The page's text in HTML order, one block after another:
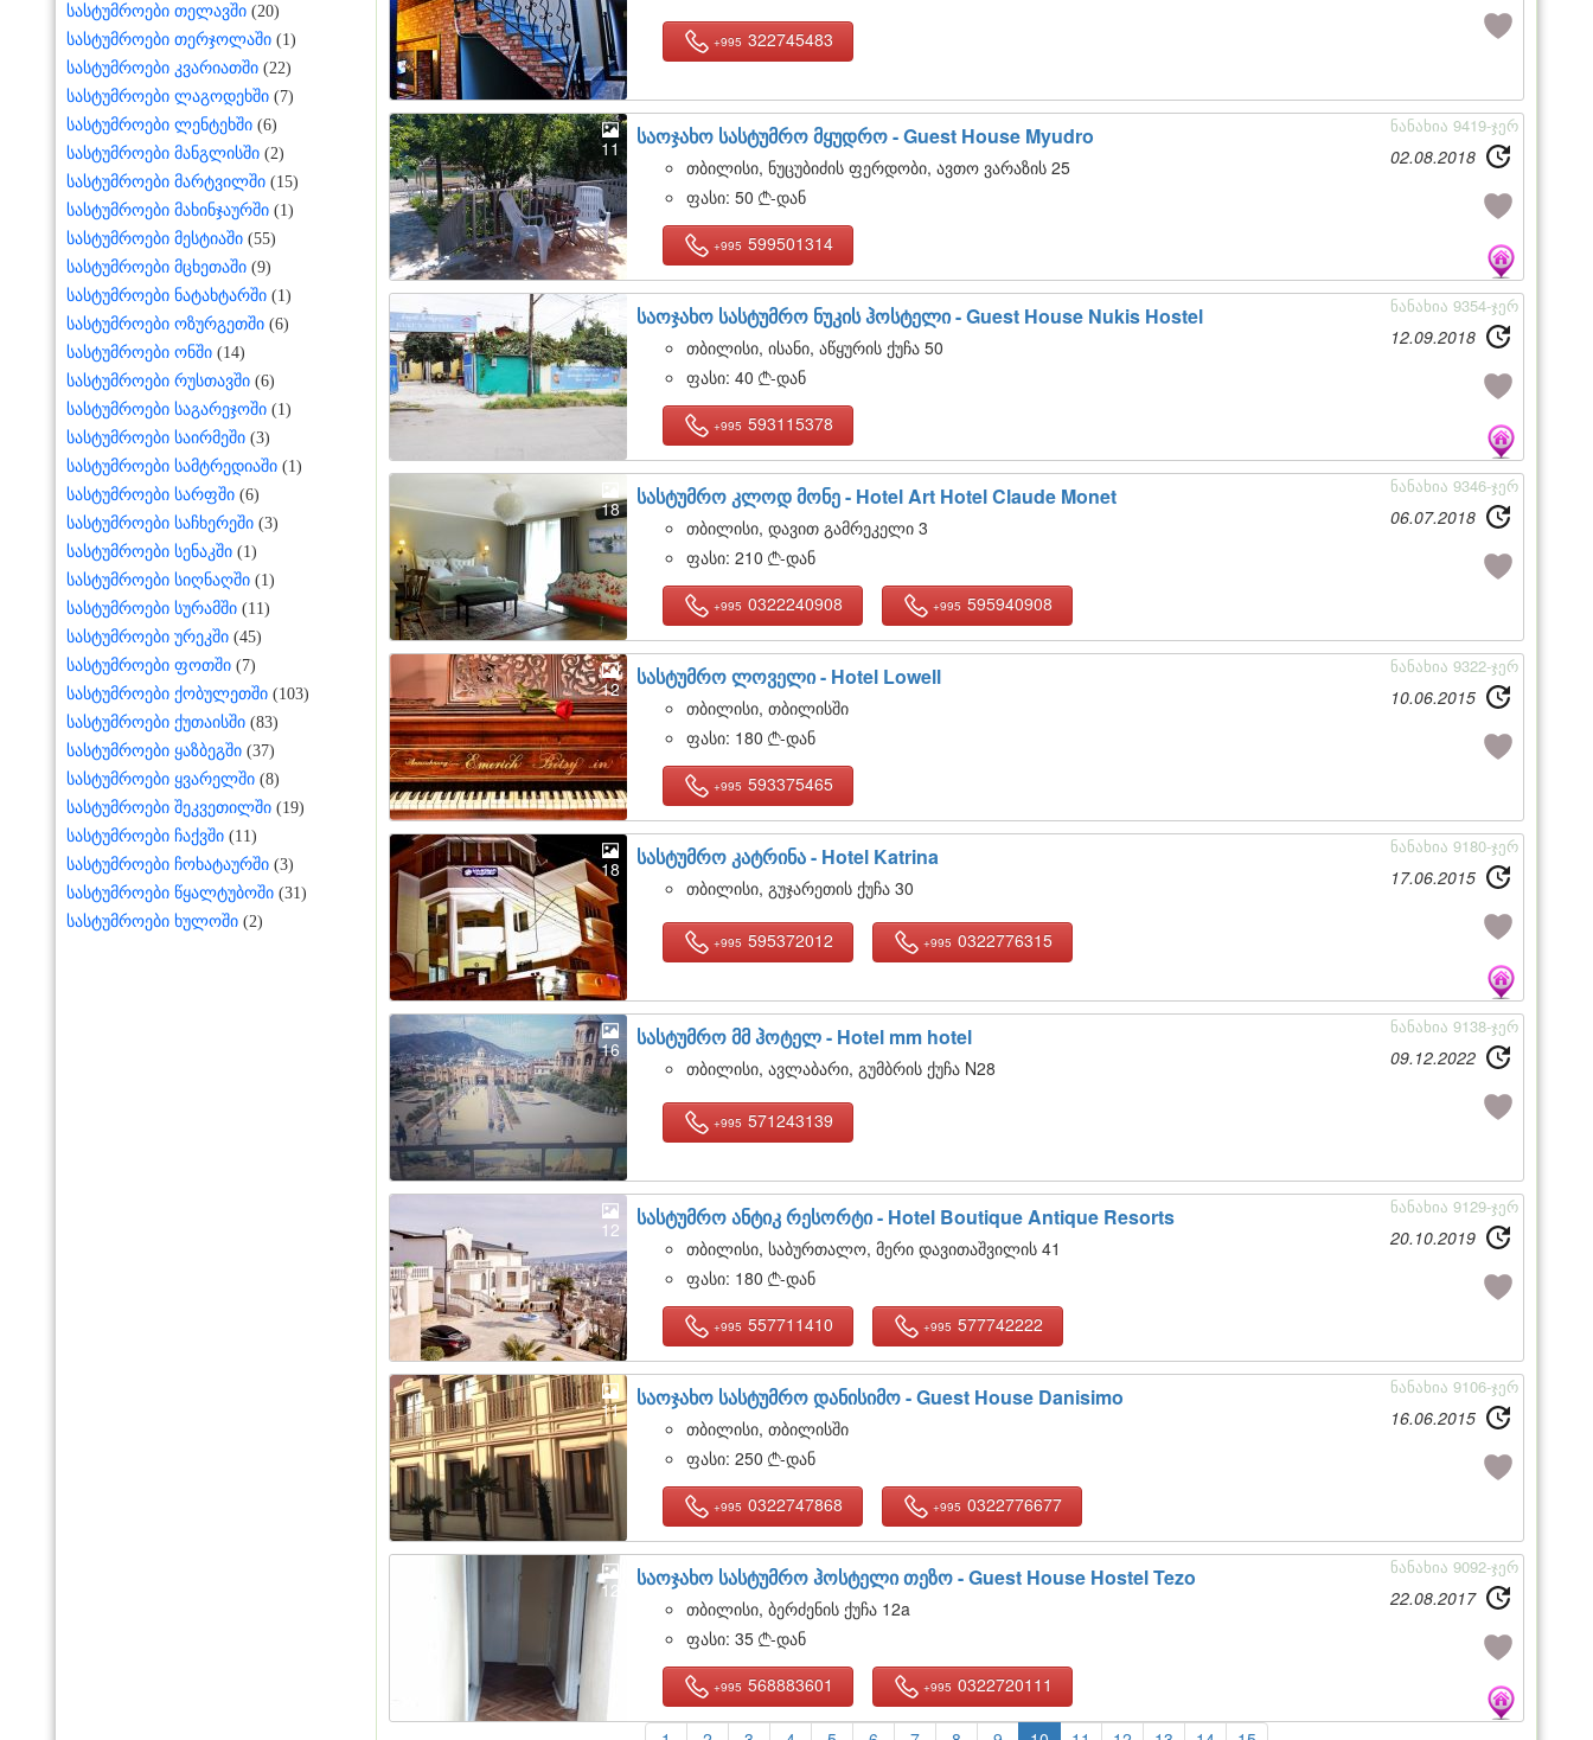
სასტუმროები თელავში (20)
სასტუმროები თერჯოლაში (1)
სასტუმროები კვარიათში (22)
სასტუმროები ლაგოდეხში (7)
სასტუმროები ლენტეხში (6)
სასტუმროები მანგლისში (2)
სასტუმროები მარტვილში (15)
სასტუმროები მახინჯაურში (1)
სასტუმროები მესტიაში (55)
სასტუმროები მცხეთაში (9)
სასტუმროები ნატახტარში (1)
სასტუმროები ოზურგეთში (6)
სასტუმროები ონში (14)
სასტუმროები რუსთავში (6)
სასტუმროები საგარეჯოში (1)
სასტუმროები საირმეში (3)
სასტუმროები სამტრედიაში (1)
სასტუმროები სარფში (6)
სასტუმროები საჩხერეში (3)
სასტუმროები სენაკში (1)
სასტუმროები სიღნაღში (1)
სასტუმროები სურამში (11)
სასტუმროები ურეკში (45)
სასტუმროები ფოთში (7)
სასტუმროები ქობულეთში (103)
სასტუმროები ქუთაისში (83)
სასტუმროები ყაზბეგში (37)
სასტუმროები ყვარელში (8)
სასტუმროები შეკვეთილში (19)
სასტუმროები ჩაქვში (11)
სასტუმროები ჩოხატაურში (3)
სასტუმროები წყალტუბოში (31)
სასტუმროები ხულოში (2)
+995 322745483
11 საოჯახო სასტუმრო მყუდრო -Guest House Myudro ნანახია 9419-ჯერ
თბილისი, ნუცუბიძის ფერდობი, ავთო ვარაზის 25
ფასი: 50 -დან
02.08.2018
+995 599501314
15 საოჯახო სასტუმრო ნუკის ჰოსტელი -Guest House Nukis Hostel ნანახია 9354-ჯერ
თბილისი, ისანი, აწყურის ქუჩა 50
ფასი: 40 -დან
12.09.2018
+995 593115378
18 სასტუმრო კლოდ მონე - Hotel Art Hotel Claude Monet ნანახია 9346-ჯერ
თბილისი, დავით გამრეკელი 3
ფასი: 210 -დან
06.07.2018
+995 0322240908 +995 595940908
12 სასტუმრო ლოველი - Hotel Lowell ნანახია 9322-ჯერ
თბილისი, თბილისში
ფასი: 180 -დან
10.06.2015
+995 593375465
18 სასტუმრო კატრინა - Hotel Katrina ნანახია 9180-ჯერ
თბილისი, გუჯარეთის ქუჩა 30 17.06.2015
+995 595372012 +995 0322776315
16 სასტუმრო მმ ჰოტელ - Hotel mm hotel ნანახია 9138-ჯერ
თბილისი, ავლაბარი, გუმბრის ქუჩა N28 09.12.2022
+995 571243139
12 სასტუმრო ანტიკ რესორტი - Hotel Boutique Antique Resorts ნანახია 9129-ჯერ
თბილისი, საბურთალო, მერი დავითაშვილის 41
ფასი: 180 -დან
20.10.2019
+995 557711410 +995 577742222
11 საოჯახო სასტუმრო დანისიმო -Guest House Danisimo ნანახია 9106-ჯერ
თბილისი, თბილისში
ფასი: 250 -დან
16.06.2015
+995 0322747868 +995 0322776677
12 საოჯახო სასტუმრო ჰოსტელი თეზო -Guest House Hostel Tezo ნანახია 9092-ჯერ
თბილისი, ბერძენის ქუჩა 12a
ფასი: 35 -დან
22.08.2017
+995 568883601 +995 0322720111